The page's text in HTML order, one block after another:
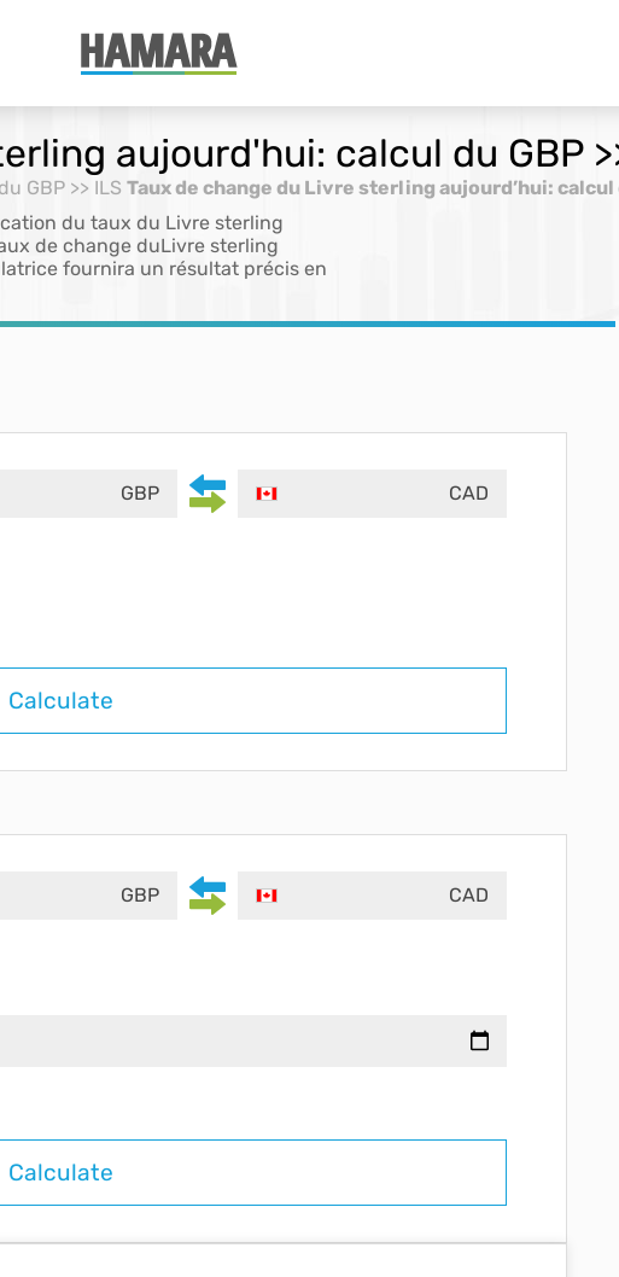
aujourd'hui: calcul du GBP
GBP >> ILS Taux de change du Livre sterling aujourd’hui: calcul
du taux du Livre sterling
de change duLivre sterling
fournira un résultat précis en
GBP CAD
Calculate
GBP CAD